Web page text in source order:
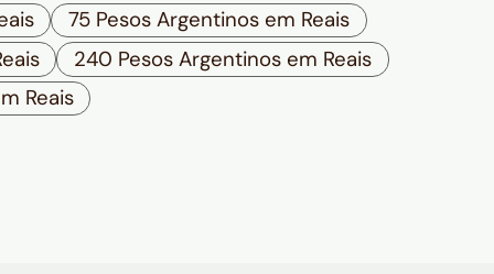
75 Pesos Argentinos em Reais
240 Pesos Argentinos em Reais
Reais